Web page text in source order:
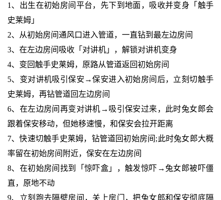
1、出生在初始房间平台，先下到地面，吸收并变身「触手
史莱姆」
2、从初始房间通风口进入管道，一直钻到最左边房间
3、在左边房间吸收「对讲机」，解锁对讲机变身
4、变回触手史莱姆，原路从管道返回初始房间
5、变对讲机吸引保安→保安进入初始房间后，立刻切触手
史莱姆，再钻管道回左边房间
6、在左边房间再变对讲机→吸引保安过来，此时兔女郎会
跟着保安移动，但她移速慢，和保安会拉开距离
7、快速切触手史莱姆，钻管道回初始房间;此时兔女郎大概
率留在初始房间附近，保安在左边房间
8、在初始房间找到「惊吓盒」，触发惊吓→兔女郎被吓僵
直，原地不动
9、立刻跑去隔壁房间，关上房门，把兔女郎和保安彻底隔